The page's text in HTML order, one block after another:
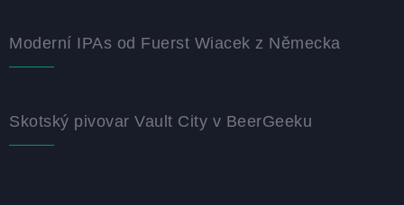
Moderní IPAs od Fuerst Wiacek z Německa
Skotský pivovar Vault City v BeerGeeku